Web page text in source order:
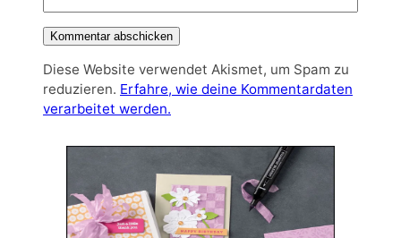
Diese Website verwendet Akismet, um Spam zu
reduzieren. Erfahre, wie deine Kommentardaten
verarbeitet werden.